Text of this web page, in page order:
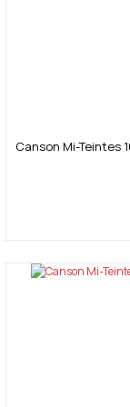
Canson Mi-Teintes